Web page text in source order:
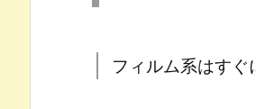
フィルム系はす